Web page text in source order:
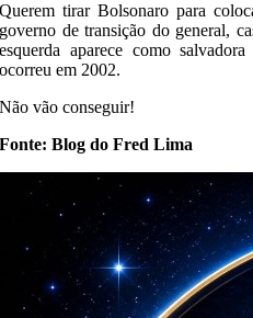
Querem tirar Bolsonaro para
governo de transição do general,
esquerda aparece como
ocorreu em 2002.
Não vão conseguir!
Fonte: Blog do Fred Lima